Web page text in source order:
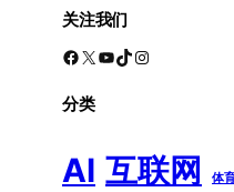
关注我们
Facebook X YouTube TikTok Instagram
分类
AI 互联网 体